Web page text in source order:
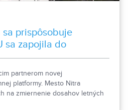
prispôsobuje
sa zapojila do
partnerom novej
platformy. Mesto Nitra
na zmiernenie dosahov letných